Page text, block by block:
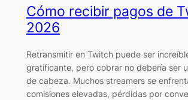
Cómo recibir pagos de
2026
Retransmitir en Twitch puede ser
gratificante, pero cobrar no debería ser
de cabeza. Muchos streamers se
comisiones elevadas, pérdidas por